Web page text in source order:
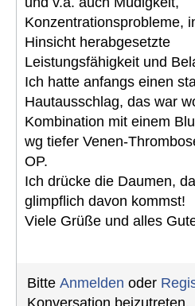
Konzentrationsprobleme,
Hinsicht herabgesetzte
Leistungsfähigkeit und
Ich hatte anfangs einen
Hautausschlag, das war
Kombination mit einem
wg tiefer Venen-
OP.
Ich drücke die Daumen,
glimpflich davon kommst!
Viele Grüße und alles
Bitte Anmelden oder
Konversation beizutreten.